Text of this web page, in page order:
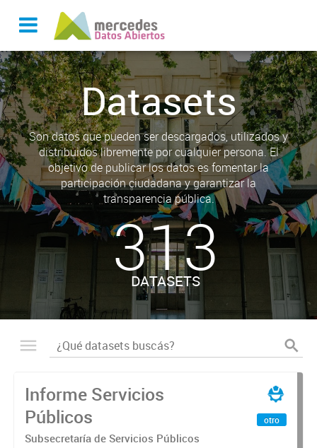
Datasets
Son datos que pueden ser descargados, utilizados y
distribuidos libremente por cualquier persona. El
objetivo de publicar los datos es fomentar la
participación ciudadana y garantizar la
transparencia pública.
313
DATASETS
Informe Servicios
Públicos
Subsecretaría de Servicios Públicos
otro